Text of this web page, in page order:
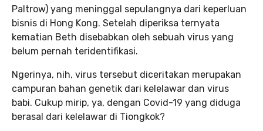
Paltrow) yang meninggal sepulangnya dari keperluan
bisnis di Hong Kong. Setelah diperiksa ternyata
kematian Beth disebabkan oleh sebuah virus yang
belum pernah teridentifikasi.
Ngerinya, nih, virus tersebut diceritakan merupakan
campuran bahan genetik dari kelelawar dan virus
babi. Cukup mirip, ya, dengan Covid-19 yang diduga
berasal dari kelelawar di Tiongkok?